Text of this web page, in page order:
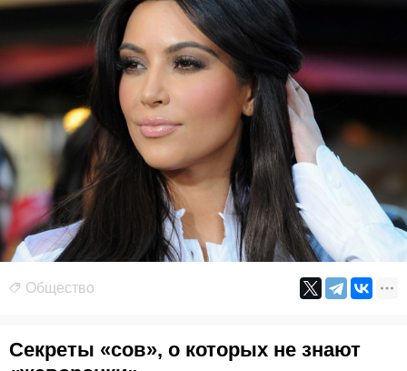
Общество
Секреты «сов», о которых не знают